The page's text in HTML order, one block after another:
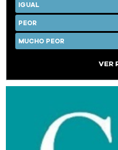
IGUAL
PEOR
MUCHO PEOR
VER